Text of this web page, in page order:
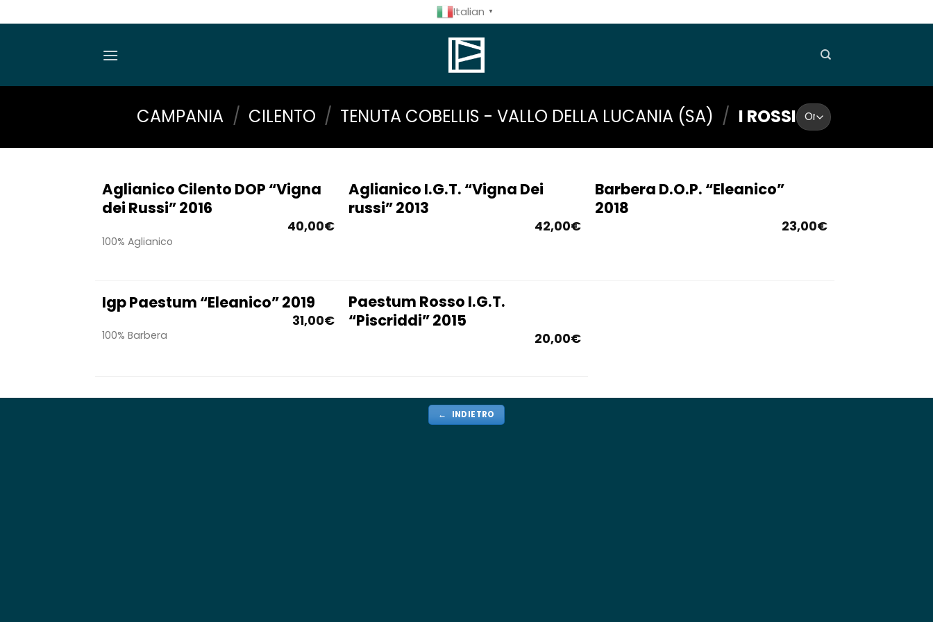
ai
Italian ▼
CAMPANIA / CILENTO / TENUTA COBELLIS - VALLO DELLA LUCANIA (SA) / I ROSSI
Aglianico Cilento DOP “Vigna
dei Russi” 2016
40,00€
100% Aglianico
Aglianico I.G.T. “Vigna Dei
russi” 2013
42,00€
Barbera D.O.P. “Eleanico”
2018
23,00€
Igp Paestum “Eleanico” 2019
31,00€
100% Barbera
Paestum Rosso I.G.T.
“Piscriddi” 2015
20,00€
← INDIETRO